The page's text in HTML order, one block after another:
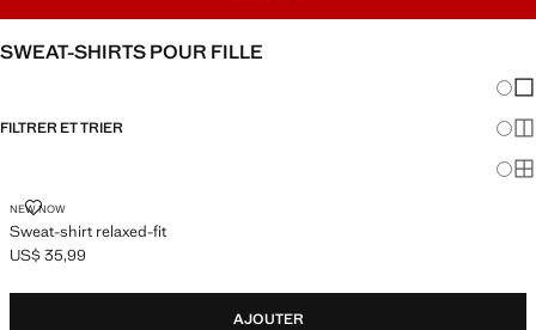
SWEAT-SHIRTS POUR FILLE
FILTRER ET TRIER
NEW NOW
Sweat-shirt relaxed-fit
SWEAT-SHIRT RELAXED-FIT
Prix actuel [US$ 35,99 ]
US$ 35,99
AJOUTER